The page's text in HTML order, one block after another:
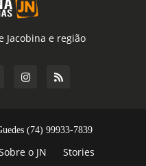
Jacobina e região
(74) 99933-7839
o JN Stories